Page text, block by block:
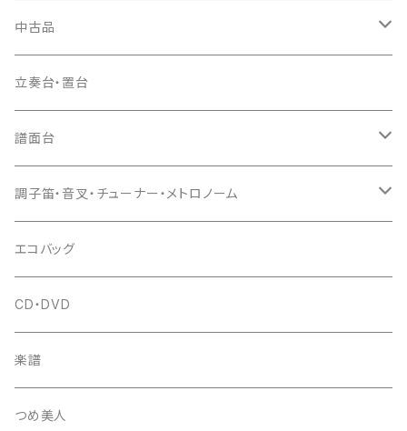
爪入
爪駒入
猫足入
爪ばさみ
箏柱
柱入
平柱入
三角柱入
琴台
13絃用琴台（低）
桐柱箱
胴掛
根緒
糸
(丸三) 寿糸
はつね糸
駒
地唄駒
長唄駒
糸駒入
爪駒入
撥入
一丁撥入
撥
つゆ切り
お祭り用７穴
太鼓撥
手拍子（チャンチャン）
当り鉦
シュモク（当り鉦バチ）
中古品
箏（本体）
三味線（本体）
立奏台・置台
譜面台
座奏用譜面台
立奏用譜面台
調子笛・音叉・チューナー・メトロノーム
調子笛・音叉
チューナー・メトロノーム
エコバッグ
CD・DVD
楽譜
つめ美人